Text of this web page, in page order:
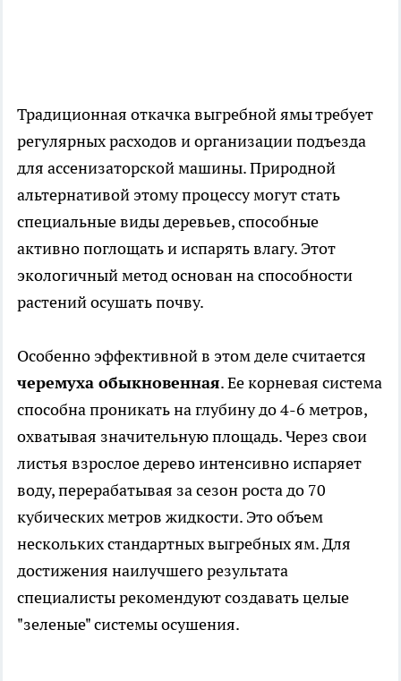
Традиционная откачка выгребной ямы требует
регулярных расходов и организации подъезда
для ассенизаторской машины. Природной
альтернативой этому процессу могут стать
специальные виды деревьев, способные
активно поглощать и испарять влагу. Этот
экологичный метод основан на способности
растений осушать почву.
Особенно эффективной в этом деле считается
черемуха обыкновенная. Ее корневая система
способна проникать на глубину до 4-6 метров,
охватывая значительную площадь. Через свои
листья взрослое дерево интенсивно испаряет
воду, перерабатывая за сезон роста до 70
кубических метров жидкости. Это объем
нескольких стандартных выгребных ям. Для
достижения наилучшего результата
специалисты рекомендуют создавать целые
"зеленые" системы осушения.